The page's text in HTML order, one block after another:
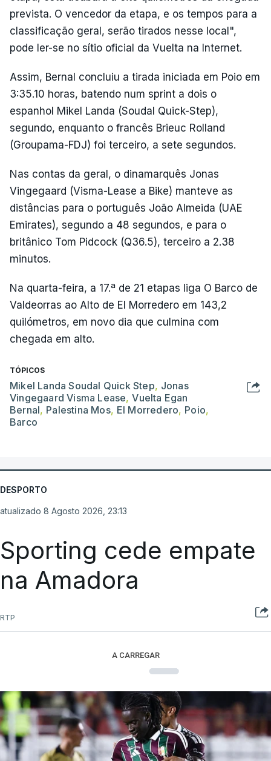
prevista. O vencedor da etapa, e os tempos para a
classificação geral, serão tirados nesse local",
pode ler-se no sítio oficial da Vuelta na Internet.
Assim, Bernal concluiu a tirada iniciada em Poio em
3:35.10 horas, batendo num sprint a dois o
espanhol Mikel Landa (Soudal Quick-Step),
segundo, enquanto o francês Brieuc Rolland
(Groupama-FDJ) foi terceiro, a sete segundos.
Nas contas da geral, o dinamarquês Jonas
Vingegaard (Visma-Lease a Bike) manteve as
distâncias para o português João Almeida (UAE
Emirates), segundo a 48 segundos, e para o
britânico Tom Pidcock (Q36.5), terceiro a 2.38
minutos.
Na quarta-feira, a 17.ª de 21 etapas liga O Barco de
Valdeorras ao Alto de El Morredero em 143,2
quilómetros, em novo dia que culmina com
chegada em alto.
TÓPICOS
Mikel Landa Soudal Quick Step, Jonas
Vingegaard Visma Lease,Vuelta Egan
Bernal, Palestina Mos, El Morredero, Poio,
Barco
DESPORTO
atualizado 8 Agosto 2026, 23:13
Sporting cede empate
na Amadora
RTP
A CARREGAR